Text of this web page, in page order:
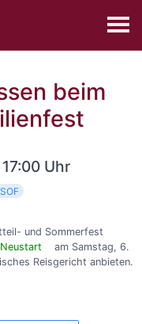
beim
Uhr
SOF
und Sommerfest
am Samstag, 6.
Reisgericht anbieten.